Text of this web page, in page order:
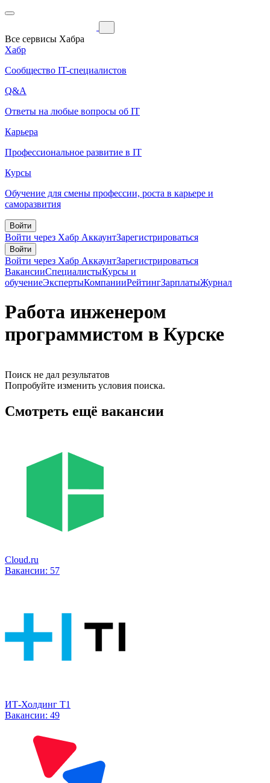
Все сервисы Хабра
Хабр
Сообщество IT-специалистов
Q&A
Ответы на любые вопросы об IT
Карьера
Профессиональное развитие в IT
Курсы
Обучение для смены профессии, роста в карьере и
саморазвития
Войти
Войти через Хабр АккаунтЗарегистрироваться
Войти
Войти через Хабр АккаунтЗарегистрироваться
ВакансииСпециалистыКурсы и
обучениеЭкспертыКомпанииРейтингЗарплатыЖурнал
Работа инженером
программистом в Курске
Поиск не дал результатов
Попробуйте изменить условия поиска.
Смотреть ещё вакансии
Cloud.ru
Вакансии: 57
ИТ-Холдинг Т1
Вакансии: 49